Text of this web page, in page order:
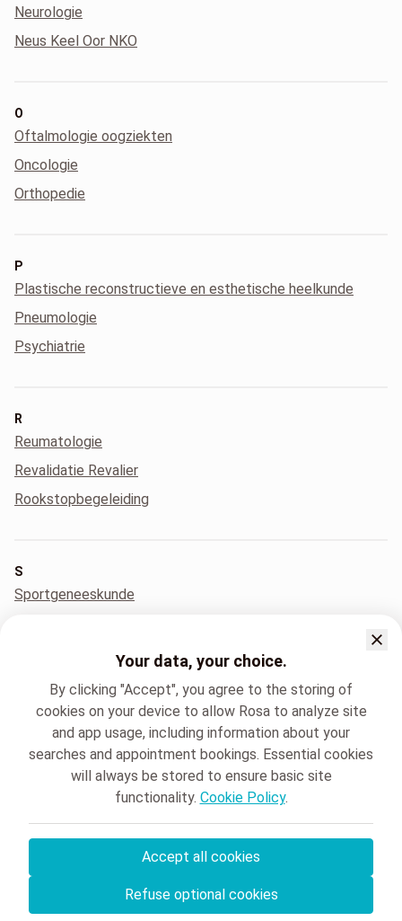
Neurologie
Neus Keel Oor NKO
O
Oftalmologie oogziekten
Oncologie
Orthopedie
P
Plastische reconstructieve en esthetische heelkunde
Pneumologie
Psychiatrie
R
Reumatologie
Revalidatie Revalier
Rookstopbegeleiding
S
Sportgeneeskunde
Thorax en bloedvatenheelkunde
- Your medical appointments in Belgium 🇧🇪
Your data, your choice.
By clicking "Accept", you agree to the storing of
cookies on your device to allow Rosa to analyze site
and app usage, including information about your
searches and appointment bookings. Essential cookies
will always be stored to ensure basic site
functionality. Cookie Policy.
Accept all cookies
Refuse optional cookies